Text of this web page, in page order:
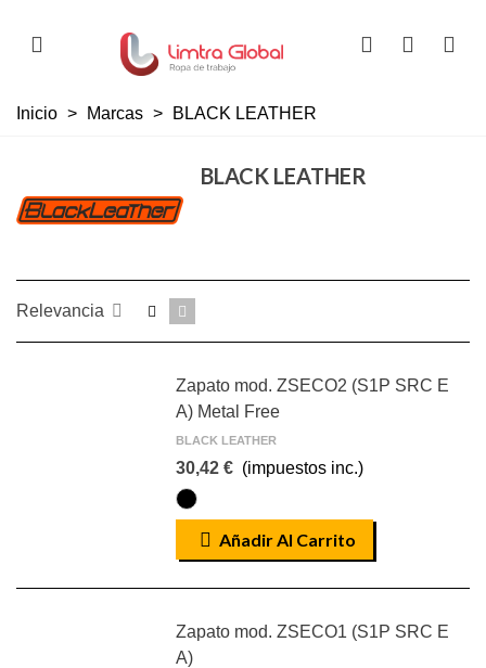
Inicio > Marcas > BLACK LEATHER
BLACK LEATHER
Relevancia
Zapato mod. ZSECO2 (S1P SRC E
A) Metal Free
BLACK LEATHER
30,42 € (impuestos inc.)
NEGRO
Añadir Al Carrito
Zapato mod. ZSECO1 (S1P SRC E
A)